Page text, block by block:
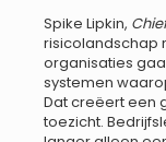
Spike Lipkin,
risicolandschap
organisaties
systemen
Dat creëert een
toezicht.